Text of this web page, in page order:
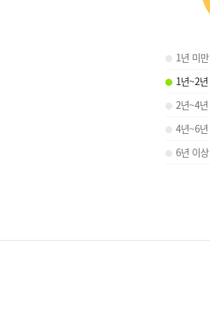
1년 미만
1년~2
2년~4
4년~6
6년 이상